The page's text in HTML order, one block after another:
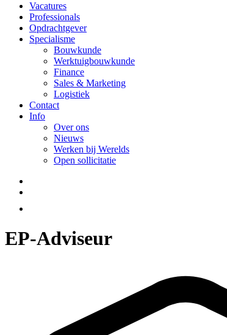
Vacatures
Professionals
Opdrachtgever
Specialisme
Bouwkunde
Werktuigbouwkunde
Finance
Sales & Marketing
Logistiek
Contact
Info
Over ons
Nieuws
Werken bij Werelds
Open sollicitatie
EP-Adviseur